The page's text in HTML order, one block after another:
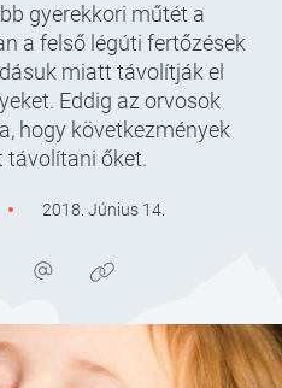
gyerekkori műtét a
a felső légúti fertőzések
miatt távolítják el
Eddig az orvosok
hogy következmények
távolítani őket.
2018. Június 14.